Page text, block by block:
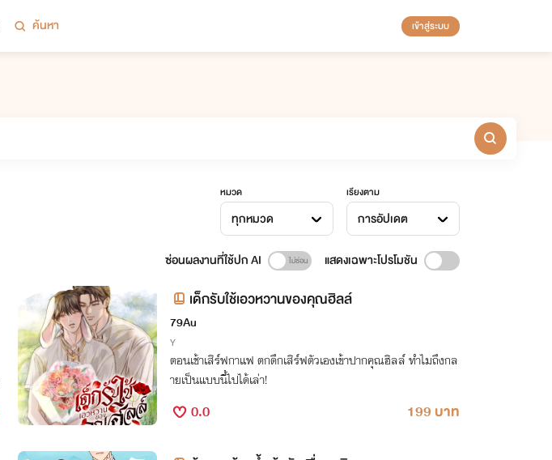
ค้นหา เข้าสู่ระบบ
หมวด
ทุกหมวด
เรียงตาม
การอัปเดต
ซ่อนผลงานที่ใช้ปก AI แสดงเฉพาะโปรโมชัน
เด็กรับใช้เอวหวานของคุณฮิลล์
79Au
Y
ตอนเช้าเสิร์ฟกาแฟ ตกดึกเสิร์ฟตัวเองเข้าปากคุณฮิลล์ ทำไมถึงกล
ายเป็นแบบนี้ไปได้เล่า!
0.0 199 บาท